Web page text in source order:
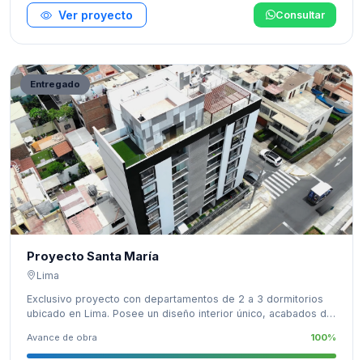
Ver proyecto Consultar
Entregado
Proyecto Santa María
Lima
Exclusivo proyecto con departamentos de 2 a 3 dormitorios
ubicado en Lima. Posee un diseño interior único, acabados de
disfrutes tu felicidad junto a tu familia.
Avance de obra 100%